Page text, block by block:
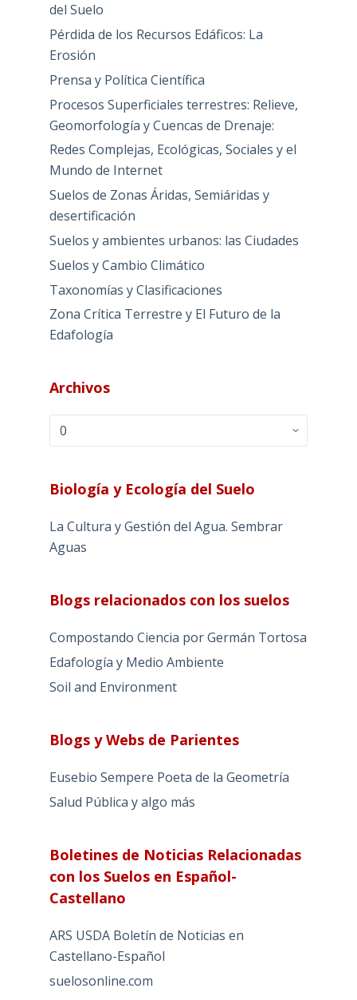
del Suelo
Pérdida de los Recursos Edáficos: La
Erosión
Prensa y Política Científica
Procesos Superficiales terrestres: Relieve,
Geomorfología y Cuencas de Drenaje:
Redes Complejas, Ecológicas, Sociales y el
Mundo de Internet
Suelos de Zonas Áridas, Semiáridas y
desertificación
Suelos y ambientes urbanos: las Ciudades
Suelos y Cambio Climático
Taxonomías y Clasificaciones
Zona Crítica Terrestre y El Futuro de la
Edafología
Archivos
Archivos
Biología y Ecología del Suelo
La Cultura y Gestión del Agua. Sembrar
Aguas
Blogs relacionados con los suelos
Compostando Ciencia por Germán Tortosa
Edafología y Medio Ambiente
Soil and Environment
Blogs y Webs de Parientes
Eusebio Sempere Poeta de la Geometría
Salud Pública y algo más
Boletines de Noticias Relacionadas
con los Suelos en Español-
Castellano
ARS USDA Boletín de Noticias en
Castellano-Español
suelosonline.com